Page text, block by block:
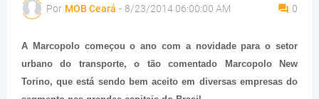
Por MOB Ceará - 8/23/2014 06:00:00 AM 0
A Marcopolo começou o ano com a novidade para o setor
urbano do transporte, o tão comentado Marcopolo New
Torino, que está sendo bem aceito em diversas empresas do